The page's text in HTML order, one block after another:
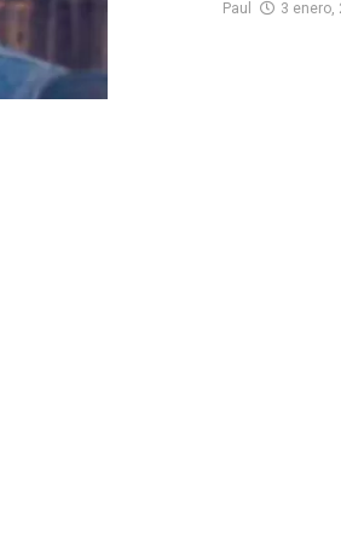
Paul 3 enero,